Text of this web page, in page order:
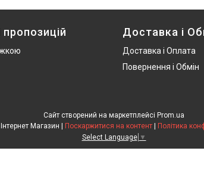
Доставка і
Доставка і Оплата
Повернення і Обмін
Сайт створений на маркетплейсі Prom.ua
Поскаржитися на контент
Політика
Select Language ▼